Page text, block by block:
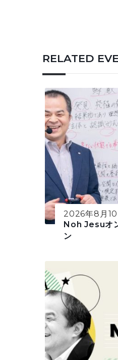
RELATED
2026年8月10
Noh Jesuオ
ン